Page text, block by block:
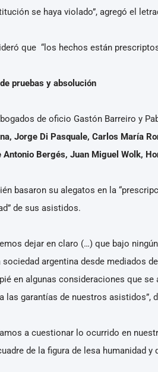
se haya violado”, agregó el
que “los hechos están
pruebas y absolución
de oficio Gastón Barreiro y
Jorge Di Pasquale, Carlos María
Antonio Bergés, Juan Miguel Wolk,
basaron su alegatos en la
de sus asistidos.
dejar en claro (…) que bajo
sociedad argentina desde mediados
en algunas consideraciones que
las garantías de nuestros asistidos”,
a cuestionar lo ocurrido en
de la figura de lesa humanidad y